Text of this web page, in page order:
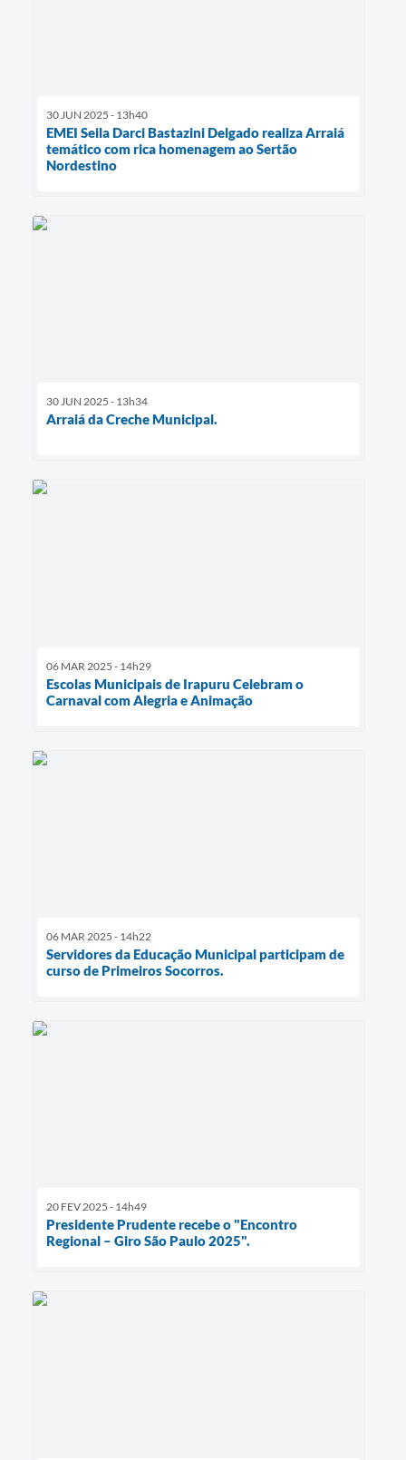
30 JUN 2025 - 13h40
EMEI Seila Darci Bastazini Delgado realiza Arraiá
temático com rica homenagem ao Sertão
Nordestino
30 JUN 2025 - 13h34
Arraiá da Creche Municipal.
06 MAR 2025 - 14h29
Escolas Municipais de Irapuru Celebram o
Carnaval com Alegria e Animação
06 MAR 2025 - 14h22
Servidores da Educação Municipal participam de
curso de Primeiros Socorros.
20 FEV 2025 - 14h49
Presidente Prudente recebe o "Encontro
Regional – Giro São Paulo 2025".